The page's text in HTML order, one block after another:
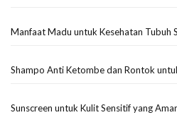
Manfaat Madu untuk Kesehatan Tubuh
Shampo Anti Ketombe dan Rontok
Sunscreen untuk Kulit Sensitif yang